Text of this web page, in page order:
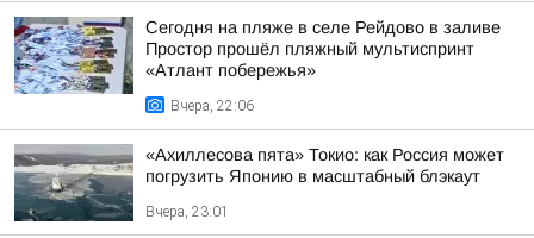
Сегодня на пляже в селе Рейдово в заливе
Простор прошёл пляжный мультиспринт
«Атлант побережья»
Вчера, 22:06
«Ахиллесова пята» Токио: как Россия может
погрузить Японию в масштабный блэкаут
Вчера, 23:01